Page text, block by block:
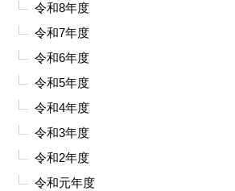
令和8年度
令和7年度
令和6年度
令和5年度
令和4年度
令和3年度
令和2年度
令和元年度